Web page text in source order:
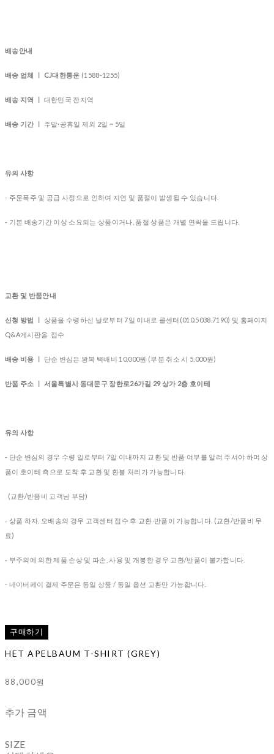
배송안내
배송 업체 ㅣ CJ대한통운 (1588-1255)
배송 지역 ㅣ 대한민국 전지역
배송 기간 ㅣ 주말·공휴일 제외 2일 ~ 5일
유의 사항
- 주문폭주 및 공급 사정으로 인하여 지연 및 품절이 발생될 수 있습니다.
- 기본 배송기간 이상 소요되는 상품이거나, 품절 상품은 개별 연락을 드립니다.
교환 및 반품안내
신청 방법 ㅣ 상품을 수령하신 날로부터 7일 이내로 콜센터(010.5038.7190) 및 홈페이지
Q&A게시판을 접수
배송 비용 ㅣ 단순 변심은 왕복 택배비 10,000원 (부분 취소 시 5,000원)
반품 주소 ㅣ 서울특별시 동대문구 장한로26가길 29 상가 2층 호이테
유의 사항
- 단순 변심의 경우 수령 일로부터 7일 이내까지 교환 및 반품 여부를 알려 주셔야 하며 상
품이 호이테 측으로 도착 후 교환 및 환불 처리가 가능합니다.
(교환/반품비 고객님 부담)
- 상품 하자, 오배송의 경우 고객센터 접수 후 교환∙반품이 가능합니다. (교환/반품비 무
료)
- 부주의에 의한 제품 손상 및 파손, 사용 및 개봉한 경우 교환/반품이 불가합니다.
- 네이버페이 결제 주문은 동일 상품 / 동일 옵션 교환만 가능합니다.
구매하기
HET APELBAUM T-SHIRT (GREY)
88,000원
추가 금액
SIZE